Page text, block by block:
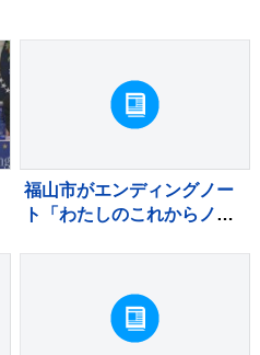
福山市がエンディングノー
ト「わたしのこれからノー